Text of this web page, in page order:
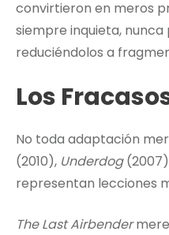
convirtieron en meros
siempre inquieta,
reduciéndolos a
Los
No toda adaptación
(2010), Underdog(2007)
representan lecciones
The Last Airbender